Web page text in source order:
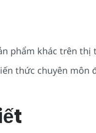
phẩm khác trên thị
thức chuyên môn